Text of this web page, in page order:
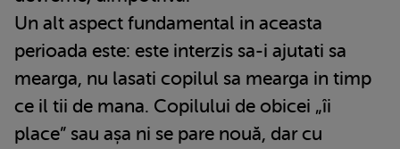
Un alt aspect fundamental in aceasta
perioada este: este interzis sa-i ajutati sa
mearga, nu lasati copilul sa mearga in timp
ce il tii de mana. Copilului de obicei „îi
place” sau așa ni se pare nouă, dar cu